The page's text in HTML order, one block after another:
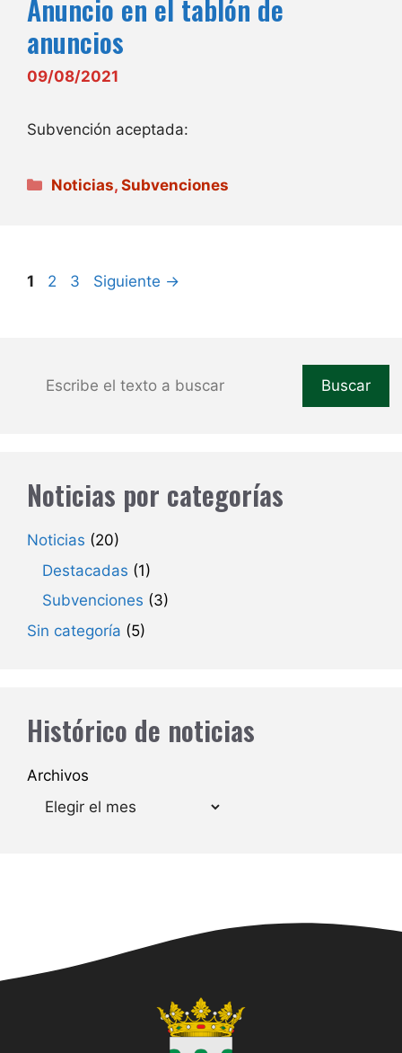
Anuncio en el tablón de
anuncios
09/08/2021
Subvención aceptada:
Categorías
Noticias,Subvenciones
Página
1 Página
2 Página
3 Siguiente →
Buscar
Buscar
Noticias por categorías
Noticias (20)
Destacadas (1)
Subvenciones (3)
Sin categoría (5)
Histórico de noticias
Archivos